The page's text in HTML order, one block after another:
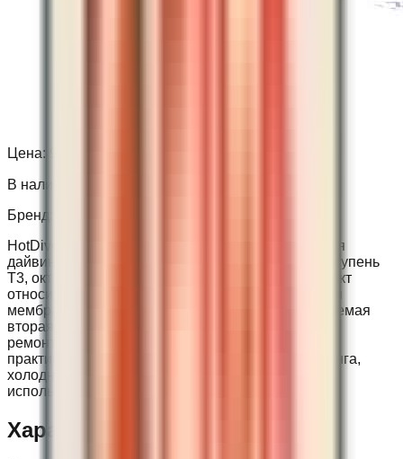
Цена:
В наличии
Бренд:
HotDive ST3G — полный комплект регулятора для
дайвинга: первая ступень S3, основная вторая ступень
T3, октопус и компактный манометр SPG. Комплект
относится к Apeks-type логике: сбалансированная
мембранная первая ступень с турелью, регулируемая
вторая ступень, хорошая разводка шлангов и
ремонтопригодная сервисная архитектура. Это
практичный комплект HotDive для личного дайвинга,
холодной воды, клубных поездок и регулярного
использования.
Характеристики